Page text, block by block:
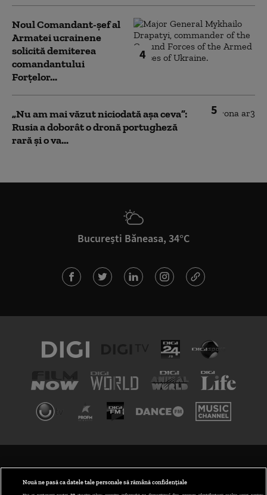
4
Noul Comandant-șef al
Armatei ucrainene
solicită demiterea
comandantului
Forțelor...
5
„Nu am mai văzut niciodată așa ceva”:
Rusia a doborât o dronă portugheză
rară și o va...
București Băneasa, 34°C
Nouă ne pasă ca datele tale personale să rămână confidențiale